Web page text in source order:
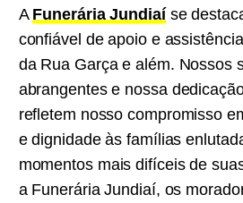
A Funerária Jundiaíse
confiável de apoio e
da Rua Garça e além. Nossos
abrangentes e nossa
refletem nosso compromisso
e dignidade às famílias
momentos mais difíceis de
a Funerária Jundiaí, os